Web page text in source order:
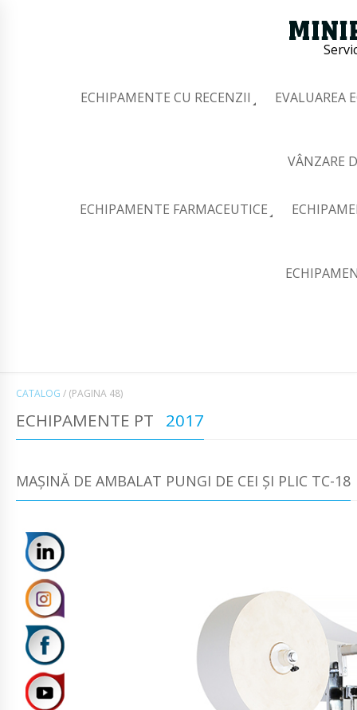
ECHIPAMENTE CU RECENZII EVALUAREA
VÂNZARE
ECHIPAMENTE FARMACEUTICE
CATALOG / (PAGINA 48)
ECHIPAMENTE PT 2017
MAȘINĂ DE AMBALAT PUNGI DE CEI ȘI PLIC TC-18